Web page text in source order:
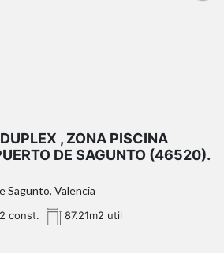
, ZONA PISCINA
DE SAGUNTO (46520).
Sagunto, Valencia
const. 87.21m2 util